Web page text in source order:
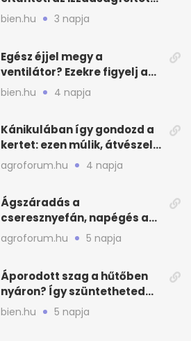
és a szagot a matracról
bien.hu 3 napja
Egész éjjel megy a
ventilátor? Ezekre figyelj a
hőségben alvásnál
bien.hu 4 napja
Kánikulában így gondozd a
kertet: ezen múlik, átvészeli-
e a hőséget
agroforum.hu 4 napja
Ágszáradás a
cseresznyefán, napégés a
kajszin: mit tehetsz most?
agroforum.hu 5 napja
Áporodott szag a hűtőben
nyáron? Így szüntetheted
meg olcsón
bien.hu 5 napja